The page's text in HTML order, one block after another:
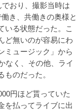
おり、撮影当時は
き、共働きの奥様と
いる状態だった。こ
ど無いのが容易にわ
ミュージック」から
なく、その他、ライ
のだった。
円ほど貰っていた
を払ってライブに出